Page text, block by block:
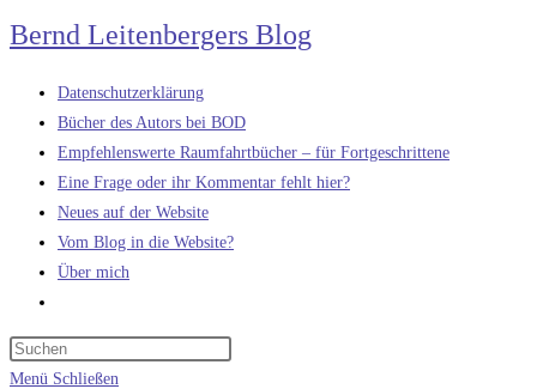
Zum
Inhalt
springen
Bernd Leitenbergers Blog
Datenschutzerklärung
Bücher des Autors bei BOD
Empfehlenswerte Raumfahrtbücher – für Fortgeschrittene
Eine Frage oder ihr Kommentar fehlt hier?
Neues auf der Website
Vom Blog in die Website?
Über mich
umschalten
Menü Schließen